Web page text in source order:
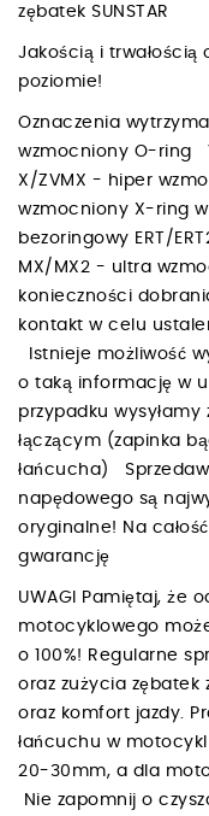
zębatek SUNSTAR
Jakością i
poziomie!
Oznaczenia
wzmocniony O-ring
X/ZVMX - hiper
wzmocniony X-ring
bezoringowy ERT/
MX/MX2 - ultra
konieczności
kontakt w celu
Istnieje możliwość
o taką informację w
przypadku
łączącym (zapinka
łańcucha)
napędowego są
oryginalne! Na
gwarancję
UWAGI Pamiętaj, że
motocyklowego
o 100%! Regularne
oraz zużycia zębatek
oraz komfort jazdy.
łańcuchu w
20-30mm, a dla
Nie zapomnij o